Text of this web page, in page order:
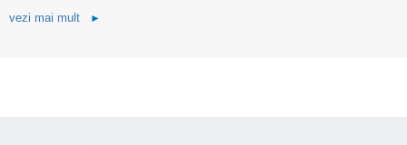
vezi mai mult ►